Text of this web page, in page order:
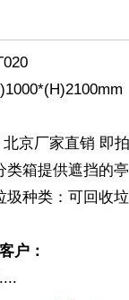
京厂家直销 即
类箱提供遮挡的
种类：可回收
户：